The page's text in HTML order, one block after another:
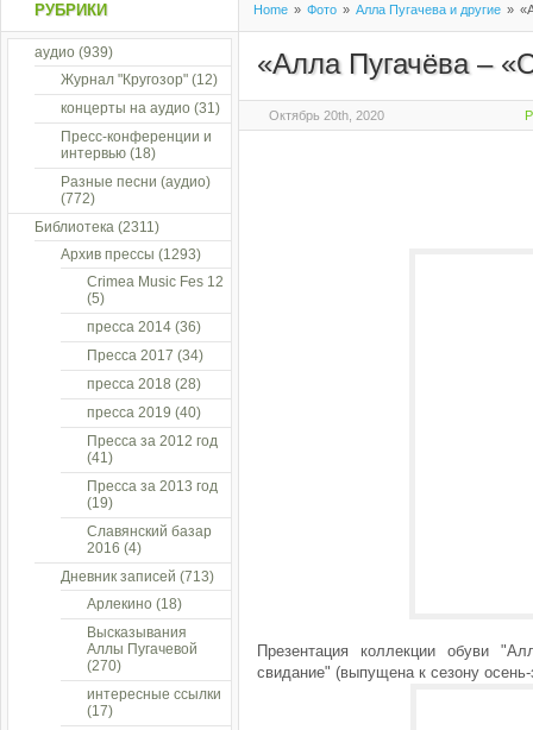
Home » Фото » Алла Пугачева и другие »
«Алла Пугачёва –
Октябрь 20th, 2020
Презентация коллекции обуви
свидание" (выпущена к сезону
РУБРИКИ
аудио (939)
Журнал "Кругозор" (12)
концерты на аудио (31)
Пресс-конференции и
интервью (18)
Разные песни (аудио)
(772)
Библиотека (2311)
Архив прессы (1293)
Crimea Music Fes 12
(5)
пресса 2014 (36)
Пресса 2017 (34)
пресса 2018 (28)
пресса 2019 (40)
Пресса за 2012 год
(41)
Пресса за 2013 год
(19)
Славянский базар
2016 (4)
Дневник записей (713)
Арлекино (18)
Высказывания
Аллы Пугачевой
(270)
интересные ссылки
(17)